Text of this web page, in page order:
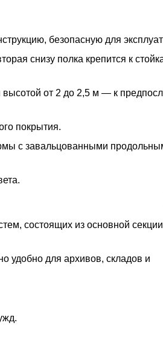
безопасную для
снизу полка крепится к
от 2 до 2,5 м — к
покрытия.
с завальцованными
состоящих из основной секции
удобно для архивов, складов и